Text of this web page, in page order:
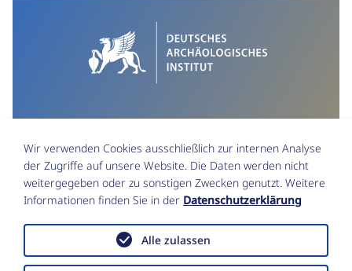
Impressum
Datenschutz
Funktionsstellen & Beauftragte
Erklärung zur Barrierefreiheit
Wir verwenden Cookies ausschließlich zur internen Analyse
der Zugriffe auf unsere Website. Die Daten werden nicht
weitergegeben oder zu sonstigen Zwecken genutzt. Weitere
Informationen finden Sie in der Datenschutzerklärung
Alle zulassen